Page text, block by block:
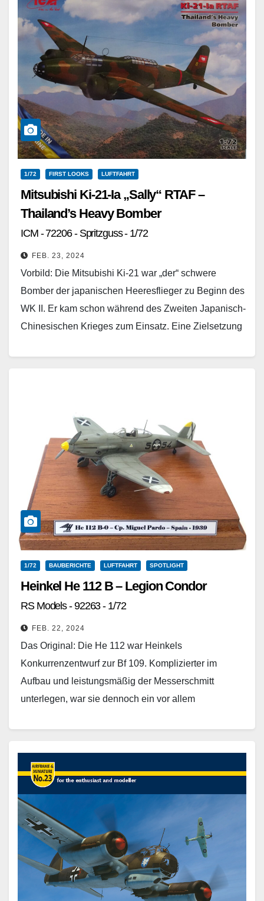
1/72 FIRST LOOKS LUFTFAHRT
Mitsubishi Ki-21-Ia „Sally“ RTAF –
Thailand’s Heavy Bomber
ICM - 72206 - Spritzguss - 1/72
FEB. 23, 2024
Vorbild: Die Mitsubishi Ki-21 war „der“ schwere
Bomber der japanischen Heeresflieger zu Beginn des
WK II. Er kam schon während des Zweiten Japanisch-
Chinesischen Krieges zum Einsatz. Eine Zielsetzung
1/72 BAUBERICHTE LUFTFAHRT SPOTLIGHT
Heinkel He 112 B – Legion Condor
RS Models - 92263 - 1/72
FEB. 22, 2024
Das Original: Die He 112 war Heinkels
Konkurrenzentwurf zur Bf 109. Komplizierter im
Aufbau und leistungsmäßig der Messerschmitt
unterlegen, war sie dennoch ein vor allem